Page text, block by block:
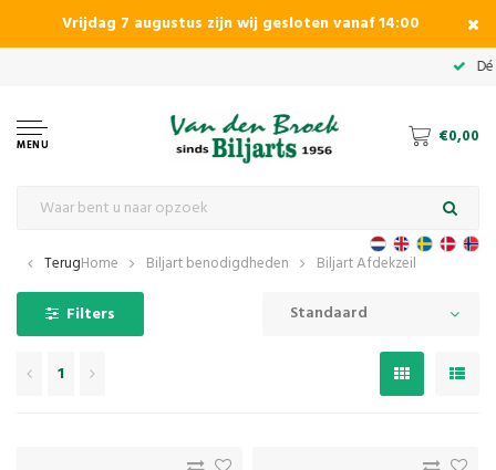
Vrijdag 7 augustus zijn wij gesloten vanaf 14:00
MENU €0,00
TerugHome Biljart benodigdheden Biljart Afdekzeil
Filters Standaard
1